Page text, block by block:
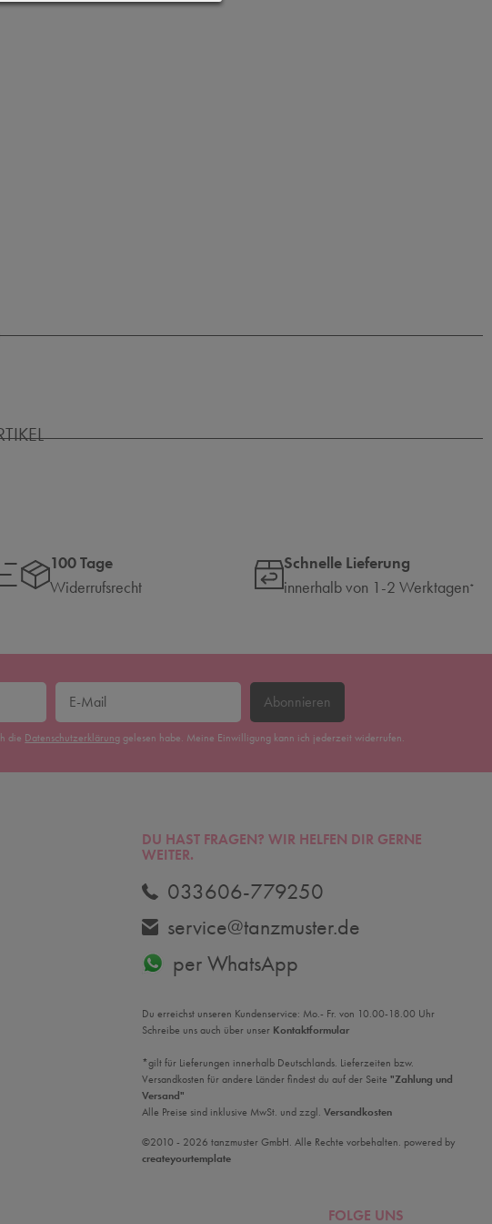
100 Tage
Widerrufsrecht
Schnelle Lieferung
innerhalb von 1-2 Werktagen*
Abonnieren
die Daten­schutz­erklärunggelesen habe. Meine Einwilligung kann ich jederzeit widerrufen.
DU HAST FRAGEN? WIR HELFEN DIR GERNE
WEITER.
033606-779250
service@tanzmuster.de
per WhatsApp
Du erreichst unseren Kundenservice: Mo.- Fr. von 10.00-18.00 Uhr
Schreibe uns auch über unser Kontaktformular
*gilt für Lieferungen innerhalb Deutschlands. Lieferzeiten bzw.
Versandkosten für andere Länder findest du auf der Seite "Zahlung und
Versand"
Alle Preise sind inklusive MwSt. und zzgl. Versandkosten
©2010 - 2026 tanzmuster GmbH. Alle Rechte vorbehalten. powered by
createyourtemplate
FOLGE UNS